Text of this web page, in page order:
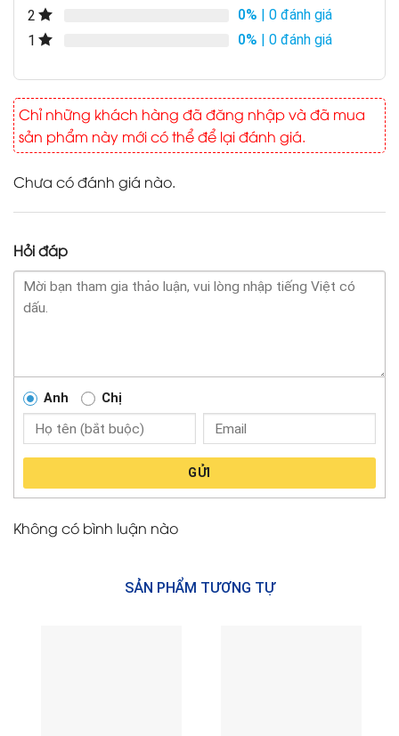
2
0% | 0 đánh giá
1
0% | 0 đánh giá
Chỉ những khách hàng đã đăng nhập và đã mua
sản phẩm này mới có thể để lại đánh giá.
Chưa có đánh giá nào.
Hỏi đáp
Anh Chị
GỬI
Không có bình luận nào
SẢN PHẨM TƯƠNG TỰ